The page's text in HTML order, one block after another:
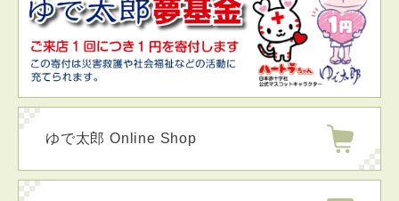
ゆで太郎 Online Shop